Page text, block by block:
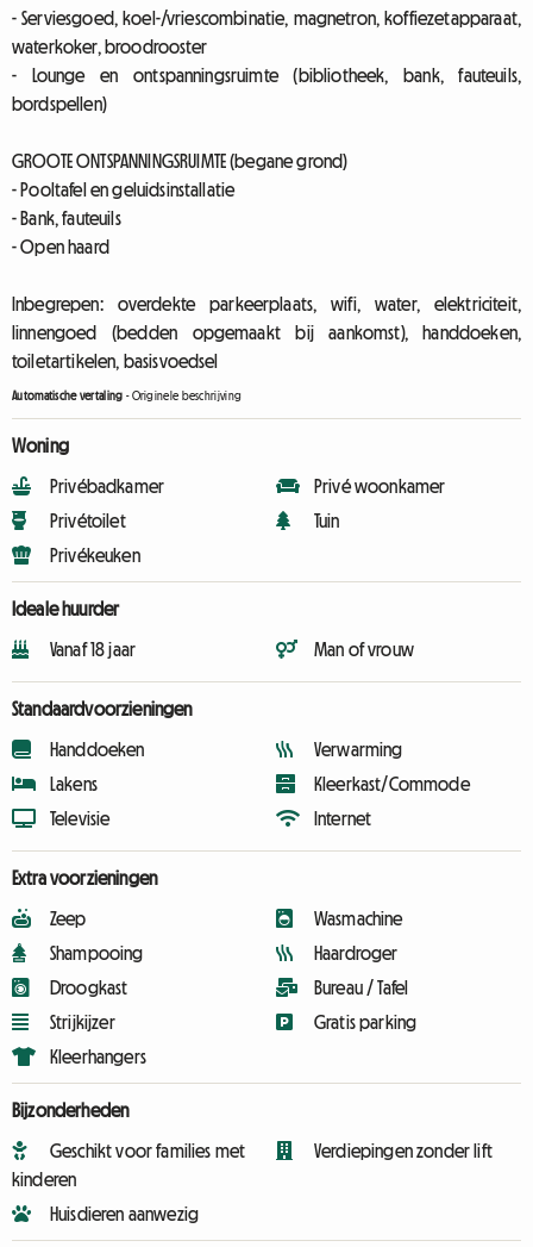
- Serviesgoed, koel-/vriescombinatie, magnetron, koffiezetapparaat,
waterkoker, broodrooster
- Lounge en ontspanningsruimte (bibliotheek, bank, fauteuils,
bordspellen)
GROOTE ONTSPANNINGSRUIMTE (begane grond)
- Pooltafel en geluidsinstallatie
- Bank, fauteuils
- Open haard
Inbegrepen: overdekte parkeerplaats, wifi, water, elektriciteit,
linnengoed (bedden opgemaakt bij aankomst), handdoeken,
toiletartikelen, basisvoedsel
Automatische vertaling -Originele beschrijving
Woning
Privébadkamer
Privétoilet
Privékeuken
Privé woonkamer
Tuin
Ideale huurder
Vanaf 18 jaar Man of vrouw
Standaardvoorzieningen
Handdoeken
Lakens
Televisie
Verwarming
Kleerkast/Commode
Internet
Extra voorzieningen
Zeep
Shampooing
Droogkast
Strijkijzer
Kleerhangers
Wasmachine
Haardroger
Bureau / Tafel
Gratis parking
Bijzonderheden
Geschikt voor families met
kinderen
Huisdieren aanwezig
Verdiepingen zonder lift